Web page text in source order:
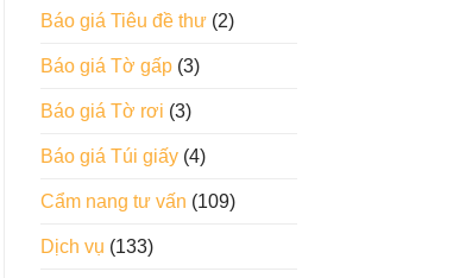
Báo giá Tiêu đề thư(2)
Báo giá Tờ gấp(3)
Báo giá Tờ rơi (3)
Báo giá Túi giấy(4)
Cẩm nang tư vấn (109)
Dịch vụ (133)